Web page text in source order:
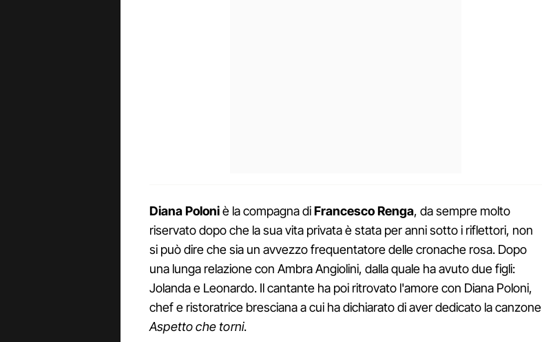
Diana Poloniè la compagna diFrancesco Renga, da sempre molto
riservato dopo che la sua vita privata è stata per anni sotto i riflettori, non
si può dire che sia un avvezzo frequentatore delle cronache rosa. Dopo
una lunga relazione con Ambra Angiolini, dalla quale ha avuto due figli:
Jolanda e Leonardo. Il cantante ha poi ritrovato l'amore con Diana Poloni,
chef e ristoratrice bresciana a cui ha dichiarato di aver dedicato la canzone
Aspetto che torni.